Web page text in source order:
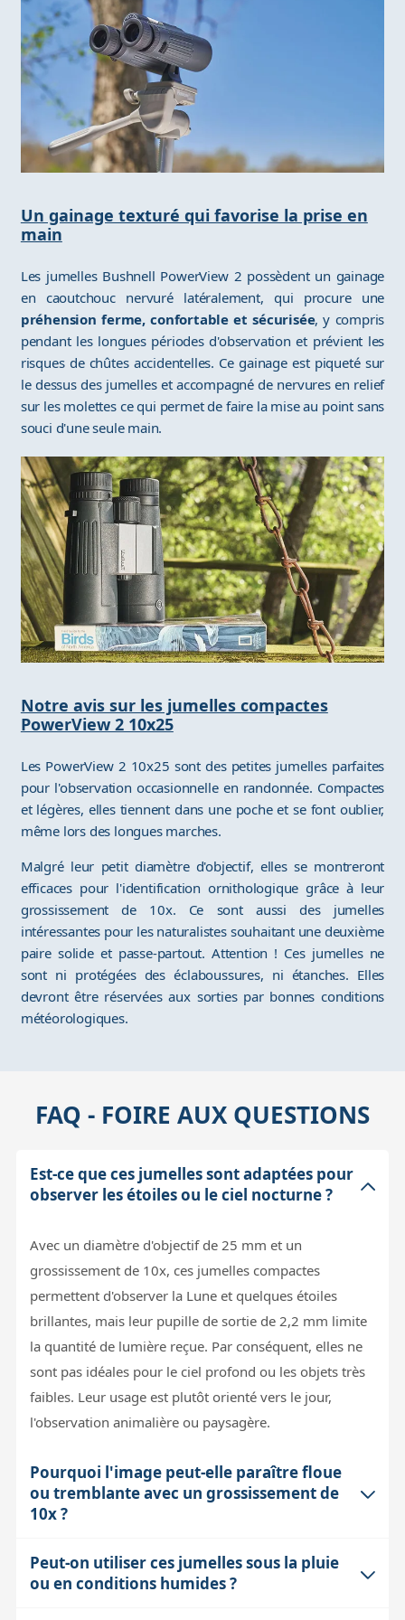
Un gainage texturé qui favorise la prise en
main
Les jumelles Bushnell PowerView 2 possèdent un gainage
en caoutchouc nervuré latéralement, qui procure une
préhension ferme, confortable et sécurisée, y compris
pendant les longues périodes d'observation et prévient les
risques de chûtes accidentelles. Ce gainage est piqueté sur
le dessus des jumelles et accompagné de nervures en relief
sur les molettes ce qui permet de faire la mise au point sans
souci d'une seule main.
Notre avis sur les jumelles compactes
PowerView 2 10x25
Les PowerView 2 10x25 sont des petites jumelles parfaites
pour l'observation occasionnelle en randonnée. Compactes
et légères, elles tiennent dans une poche et se font oublier,
même lors des longues marches.
Malgré leur petit diamètre d'objectif, elles se montreront
efficaces pour l'identification ornithologique grâce à leur
grossissement de 10x. Ce sont aussi des jumelles
intéressantes pour les naturalistes souhaitant une deuxième
paire solide et passe-partout. Attention ! Ces jumelles ne
sont ni protégées des éclaboussures, ni étanches. Elles
devront être réservées aux sorties par bonnes conditions
météorologiques.
FAQ - FOIRE AUX QUESTIONS
Est-ce que ces jumelles sont adaptées pour
observer les étoiles ou le ciel nocturne ?
Avec un diamètre d'objectif de 25 mm et un
grossissement de 10x, ces jumelles compactes
permettent d'observer la Lune et quelques étoiles
brillantes, mais leur pupille de sortie de 2,2 mm limite
la quantité de lumière reçue. Par conséquent, elles ne
sont pas idéales pour le ciel profond ou les objets très
faibles. Leur usage est plutôt orienté vers le jour,
l'observation animalière ou paysagère.
Pourquoi l'image peut-elle paraître floue
ou tremblante avec un grossissement de
10x ?
À 10x, les tremblements de la main sont amplifiés, ce
qui peut rendre l'image instable. De plus, la turbulence
Peut-on utiliser ces jumelles sous la pluie
ou en conditions humides ?